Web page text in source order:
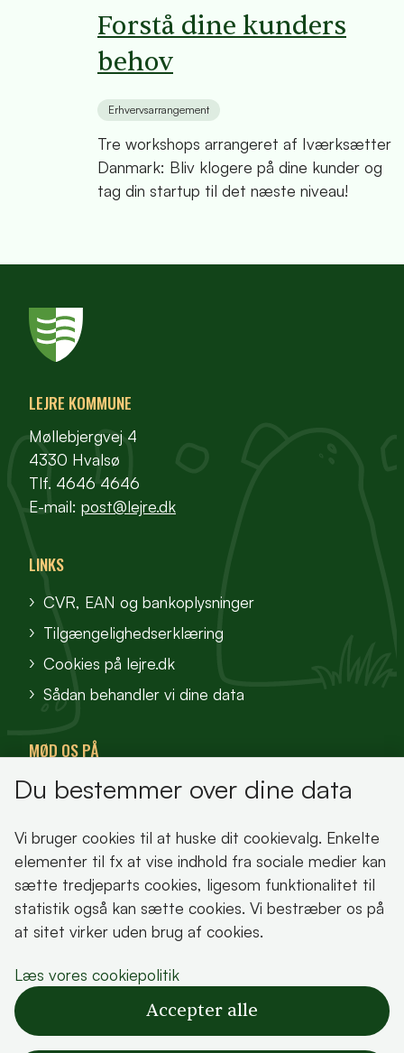
Forstå dine kunders
behov
Erhvervsarrangement
Tre workshops arrangeret af Iværksætter
Danmark: Bliv klogere på dine kunder og
tag din startup til det næste niveau!
LEJRE KOMMUNE
Møllebjergvej 4
4330 Hvalsø
Tlf. 4646 4646
E-mail: post@lejre.dk
LINKS
CVR, EAN og bankoplysninger
Tilgængelighedserklæring
Cookies på lejre.dk
Sådan behandler vi dine data
MØD OS PÅ
VisitFjordlandet
Oplev Lejre
Dette indhold kræver cookies for at blive vist
Du bestemmer over dine data
Vi bruger cookies til at huske dit cookievalg. Enkelte
elementer til fx at vise indhold fra sociale medier kan
sætte tredjeparts cookies, ligesom funktionalitet til
statistik også kan sætte cookies. Vi bestræber os på
at sitet virker uden brug af cookies.
Læs vores cookiepolitik
Accepter alle